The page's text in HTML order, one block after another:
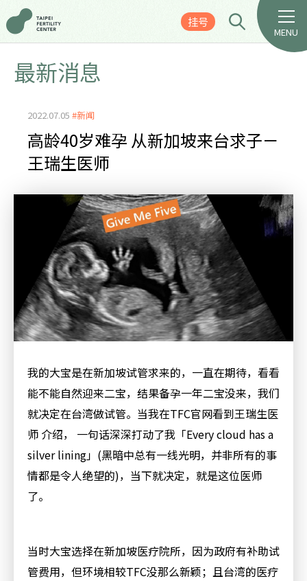
挂号
MENU
最新消息
2022.07.05 #新闻
高龄40岁难孕 从新加坡来台求子－
王瑞生医师
我的大宝是在新加坡试管求来的，一直在期待，看看
能不能自然迎来二宝，结果备孕一年二宝没来，我们
就决定在台湾做试管。当我在TFC官网看到王瑞生医
师 介绍， 一句话深深打动了我「Every cloud has a
silver lining」 (黑暗中总有一线光明，并非所有的事
情都是令人绝望的)，当下就决定，就是这位医师
了。
当时大宝选择在新加坡医疗院所，因为政府有补助试
管费用，但环境相较TFC没那么新颖；且台湾的医疗